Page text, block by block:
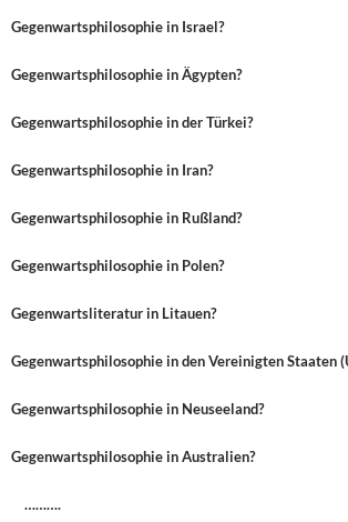
Gegenwartsphilosophie in Israel?
Gegenwartsphilosophie in Ägypten?
Gegenwartsphilosophie in der Türkei?
Gegenwartsphilosophie in Iran?
Gegenwartsphilosophie in Rußland?
Gegenwartsphilosophie in Polen?
Gegenwartsliteratur in Litauen?
Gegenwartsphilosophie in den Vereinigten Staaten
Gegenwartsphilosophie in Neuseeland?
Gegenwartsphilosophie in Australien?
……….